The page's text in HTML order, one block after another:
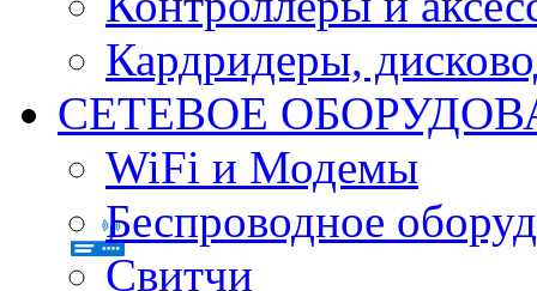
Кардридеры,
СЕТЕВОЕ
WiFi и Модемы
Беспроводное
Свитчи